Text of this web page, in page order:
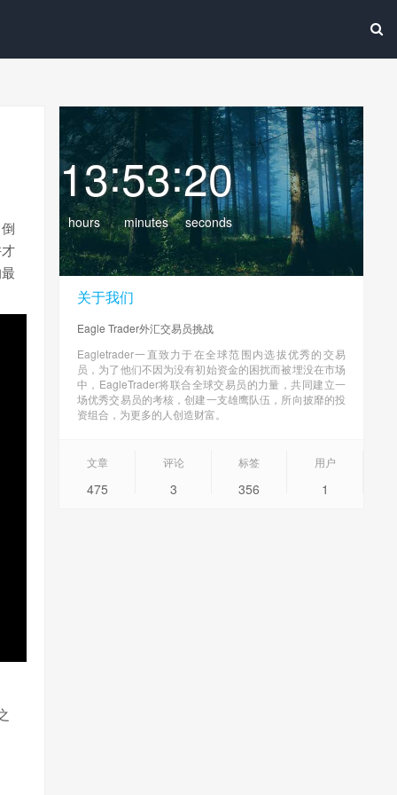
13
hours
:53
minutes
:21
seconds
关于我们
Eagle Trader外汇交易员挑战
Eagletrader一直致力于在全球范围内选拔优秀的交易
员，为了他们不因为没有初始资金的困扰而被埋没在市场
中，EagleTrader将联合全球交易员的力量，共同建立一
场优秀交易员的考核，创建一支雄鹰队伍，所向披靡的投
资组合，为更多的人创造财富。
文章
475
评论
3
标签
356
用户
1